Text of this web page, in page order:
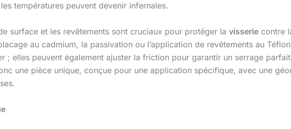
températures peuvent devenir infernales.
surface et les revêtements sont cruciaux pour protéger la visserie contre
au cadmium, la passivation ou l’application de revêtements au
; elles peuvent également ajuster la friction pour garantir un serrage
une pièce unique, conçue pour une application spécifique, avec une